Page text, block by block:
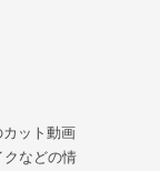
ット動画
クなどの情